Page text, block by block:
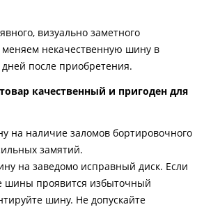
визуально заметного
меняем некачественную шину в
после приобретения.
качественный и пригоден для
на наличие заломов бортировочного
замятий.
на заведомо исправный диск. Если
шины проявится избыточный
шину. Не допускайте